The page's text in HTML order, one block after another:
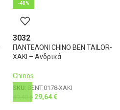
-40%
3032
ΠΑΝΤΕΛΟΝΙ CHINO BEN TAILOR-
ΧΑΚΙ – Ανδρικά
Chinos
SKU: BENT.0178-ΧΑΚΙ
€ 29,64€